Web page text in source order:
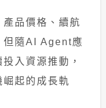
品價格、續航
但隨AI Agent應
入資源推動，
起的成長軌